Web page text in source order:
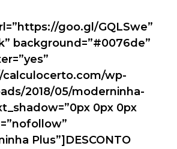
goo.gl/GQLSwe”
background=”#0076de”
calculocerto.com/wp-
2018/05/moderninha-
0px 0px
Plus”]DESCONTO